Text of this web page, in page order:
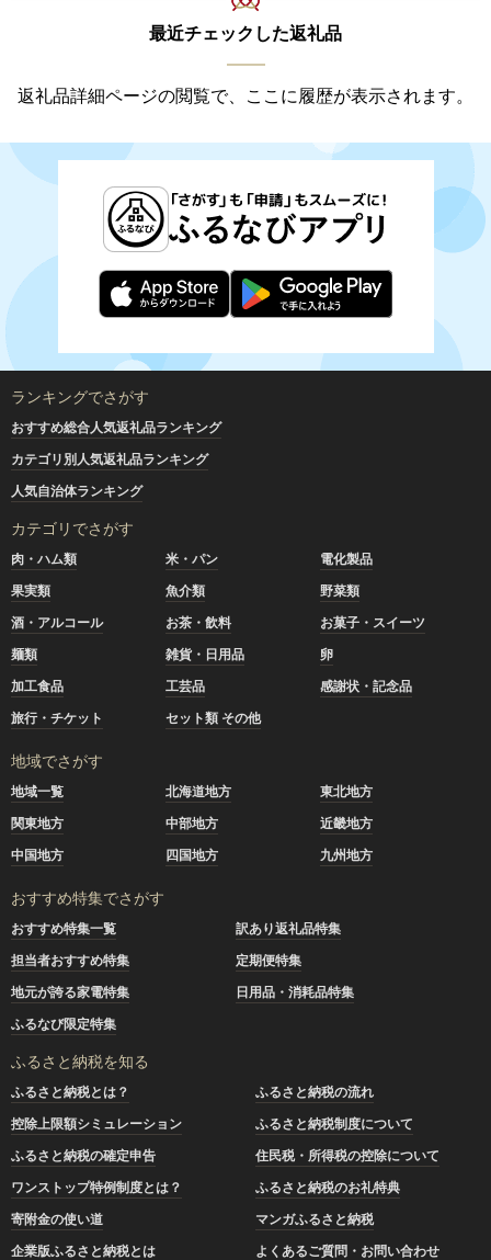
最近チェックした返礼品
返礼品詳細ページの閲覧で、ここに履歴が表示されます。
ランキングでさがす
おすすめ総合人気返礼品ランキング
カテゴリ別人気返礼品ランキング
人気自治体ランキング
カテゴリでさがす
肉・ハム類 米・パン
電化製品
果実類
魚介類
野菜類
酒・アルコール
お茶・飲料
お菓子・スイーツ
麺類
雑貨・日用品
卵
加工食品
工芸品
感謝状・記念品
旅行・チケット
セット類 その他
地域でさがす
地域一覧 北海道地方
東北地方
関東地方
中部地方
近畿地方
中国地方
四国地方 九州地方
おすすめ特集でさがす
おすすめ特集一覧
訳あり返礼品特集
担当者おすすめ特集
定期便特集
地元が誇る家電特集
日用品・消耗品特集
ふるなび限定特集
ふるさと納税を知る
ふるさと納税とは？
ふるさと納税の流れ
控除上限額シミュレーション
ふるさと納税制度について
ふるさと納税の確定申告
住民税・所得税の控除について
ワンストップ特例制度とは？
ふるさと納税のお礼特典
寄附金の使い道
マンガふるさと納税
企業版ふるさと納税とは
よくあるご質問・お問い合わせ